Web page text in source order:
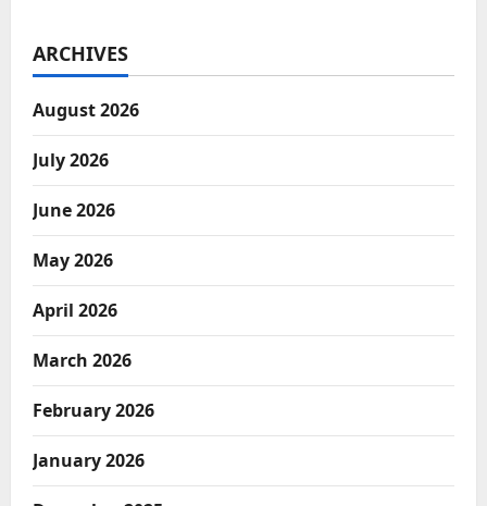
ARCHIVES
August 2026
July 2026
June 2026
May 2026
April 2026
March 2026
February 2026
January 2026